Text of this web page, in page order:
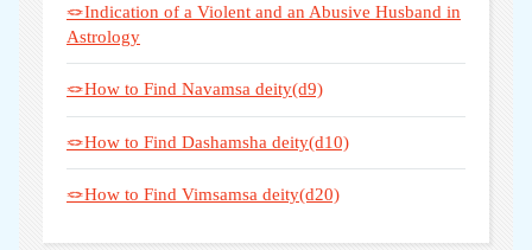
🪢Indication of a Violent and an Abusive Husband in
Astrology
🪢How to Find Navamsa deity(d9)
🪢How to Find Dashamsha deity(d10)
🪢How to Find Vimsamsa deity(d20)